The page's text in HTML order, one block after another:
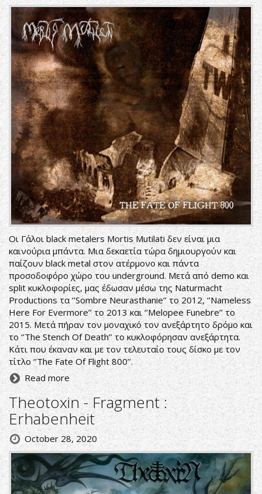
Οι Γάλοι black metalers Mortis Mutilati δεν είναι μια
καινούρια μπάντα. Μια δεκαετία τώρα δημιουργούν και
παίζουν black metal στον ατέρμονο και πάντα
προσοδοφόρο χώρο του underground. Μετά από demo και
split κυκλοφορίες, μας έδωσαν μέσω της Naturmacht
Productions τα ‘’Sombre Neurasthanie’’ το 2012, ‘’Nameless
Here For Evermore’’ το 2013 και ‘’Melopee Funebre’’ το
2015. Μετά πήραν τον μοναχικό τον ανεξάρτητο δρόμο και
το ‘’The Stench Of Death’’ το κυκλοφόρησαν ανεξάρτητα.
Κάτι που έκαναν και με τον τελευταίο τους δίσκο με τον
τίτλο ‘’The Fate Of Flight 800’’.
Read more
Theotoxin - Fragment :
Erhabenheit
October 28, 2020